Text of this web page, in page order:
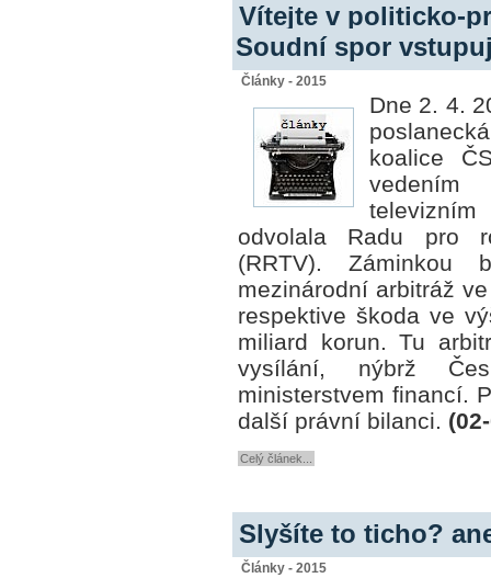
Vítejte v politicko-
Soudní spor
Články - 2015
Dne 2. 4.
koalice
vedením
televizním
odvolala Radu pro
(RRTV).
mezinárodní arbitráž
respektive škoda ve
miliard korun. Tu
vysílání, nýbrž
ministerstvem financí.
další právní bilanci.
Celý článek...
Slyšíte to ticho?
Články - 2015